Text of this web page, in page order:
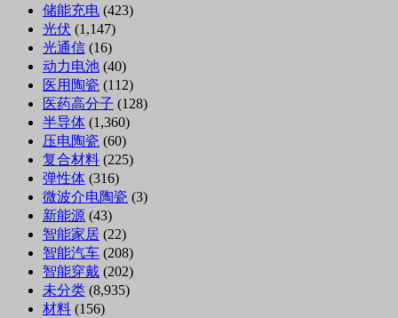
储能充电 (423)
光伏 (1,147)
光通信 (16)
动力电池 (40)
医用陶瓷 (112)
医药高分子 (128)
半导体 (1,360)
压电陶瓷 (60)
复合材料 (225)
弹性体 (316)
微波介电陶瓷 (3)
新能源 (43)
智能家居 (22)
智能汽车 (208)
智能穿戴 (202)
未分类 (8,935)
材料 (156)